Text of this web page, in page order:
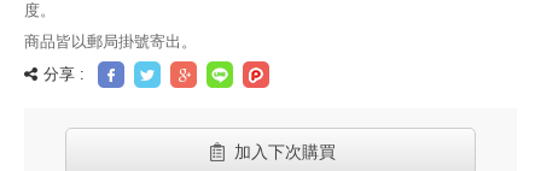
度。
商品皆以郵局掛號寄出。
分享 :
加入下次購買